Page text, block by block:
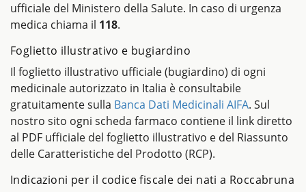
ufficiale del Ministero della Salute. In caso di urgenza
medica chiama il 118.
Foglietto illustrativo e bugiardino
Il foglietto illustrativo ufficiale (bugiardino) di ogni
medicinale autorizzato in Italia è consultabile
gratuitamente sulla Banca Dati Medicinali AIFA. Sul
nostro sito ogni scheda farmaco contiene il link diretto
al PDF ufficiale del foglietto illustrativo e del Riassunto
delle Caratteristiche del Prodotto (RCP).
Indicazioni per il codice fiscale dei nati a Roccabruna